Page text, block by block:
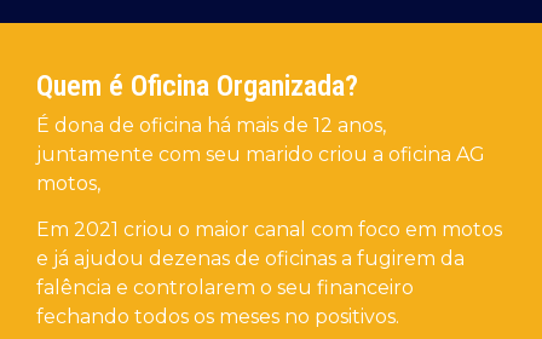
Quem é Oficina Organizada?
É dona de oficina há mais de 12 anos,
juntamente com seu marido criou a oficina AG
motos,
Em 2021 criou o maior canal com foco em motos
e já ajudou dezenas de oficinas a fugirem da
falência e controlarem o seu financeiro
fechando todos os meses no positivos.